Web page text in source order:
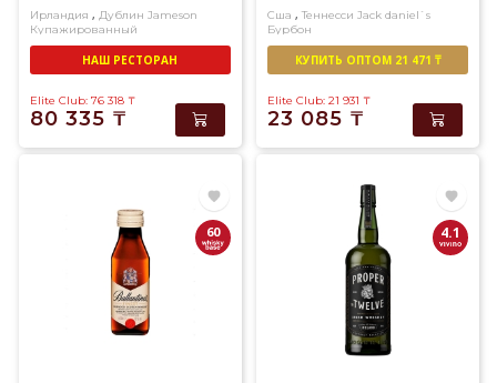
Ирландия , Дублин Jameson
Купажированный
НАШ РЕСТОРАН
Elite Club: 76 318 ₸
80 335 ₸
Сша , Теннесси Jack daniel`s
Бурбон
КУПИТЬ ОПТОМ 21 471 ₸
Elite Club: 21 931 ₸
23 085 ₸
60 4.1